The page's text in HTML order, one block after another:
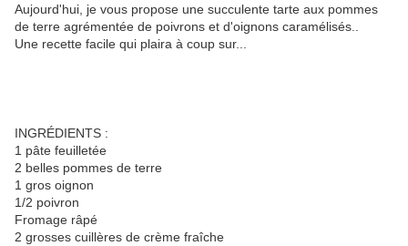
Aujourd'hui, je vous propose une succulente tarte aux pommes
de terre agrémentée de poivrons et d'oignons caramélisés..
Une recette facile qui plaira à coup sur...
INGRÉDIENTS :
1 pâte feuilletée
2 belles pommes de terre
1 gros oignon
1/2 poivron
Fromage râpé
2 grosses cuillères de crème fraîche